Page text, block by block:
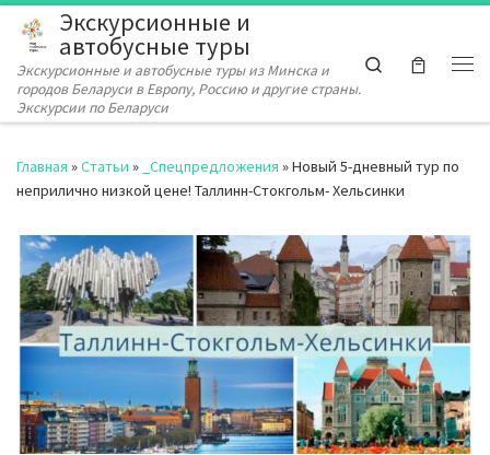
Перейти к содержимому
Экскурсионные и
автобусные туры
Экскурсионные и автобусные туры из Минска и
городов Беларуси в Европу, Россию и другие страны.
Экскурсии по Беларуси
Search
Главная »Статьи » _Спецпредложения »Новый 5-дневный тур по
неприлично низкой цене! Таллинн-Стокгольм- Хельсинки